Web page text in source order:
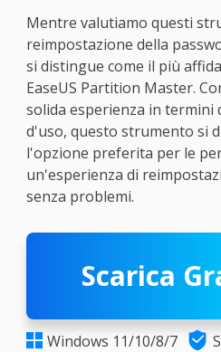
Mentre valutiamo questi
reimpostazione della
si distingue come il più
EaseUS Partition Master.
solida esperienza in termini
d'uso, questo strumento si
l'opzione preferita per le
un'esperienza di
senza problemi.
Scarica
 Windows 11/10/8/7 